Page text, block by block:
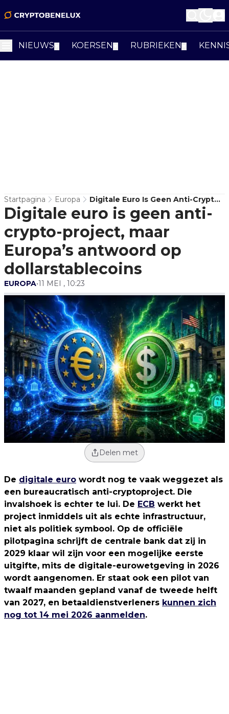
NIEUWS KOERSEN RUBRIEKEN
Startpagina Europa
Digitale Euro Is Geen Anti-Crypto-
Project, Maar Europa’s Antwoord
Op Dollarstablecoins
Digitale euro is geen anti-
crypto-project, maar
Europa’s antwoord op
dollarstablecoins
EUROPA•11 MEI , 10:23
Delen met
De digitale euro wordt nog te vaak weggezet als
een bureaucratisch anti-cryptoproject. Die
invalshoek is echter te lui. De ECB werkt het
project inmiddels uit als echte infrastructuur,
niet als politiek symbool. Op de officiële
pilotpagina schrijft de centrale bank dat zij in
2029 klaar wil zijn voor een mogelijke eerste
uitgifte, mits de digitale-eurowetgeving in 2026
wordt aangenomen. Er staat ook een pilot van
twaalf maanden gepland vanaf de tweede helft
van 2027, en betaaldienstverleners kunnen zich
nog tot 14 mei 2026 aanmelden.